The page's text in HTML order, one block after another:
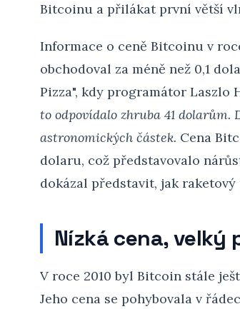
Bitcoinu a přilákat první větší
Informace o ceně Bitcoinu v
obchodoval za méně než 0,1
Pizza", kdy programátor Laszlo
to odpovídalo zhruba 41 dolarům.
astronomických částek. Cena
dolaru, což představovalo
dokázal představit, jak
Nízká cena, velký
V roce 2010 byl Bitcoin stále
Jeho cena se pohybovala v